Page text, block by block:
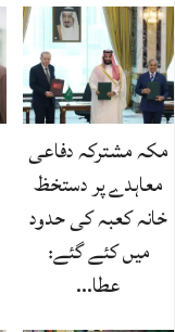
مکہ مشترکہ دفاعی
معاہدے پر دستخظ
خانہ کعبہ کی حدود
میں کئے گئے:
عطا…